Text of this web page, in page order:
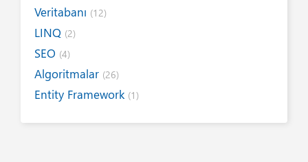
Veritabanı (12)
LINQ (2)
SEO (4)
Algoritmalar (26)
Entity Framework (1)